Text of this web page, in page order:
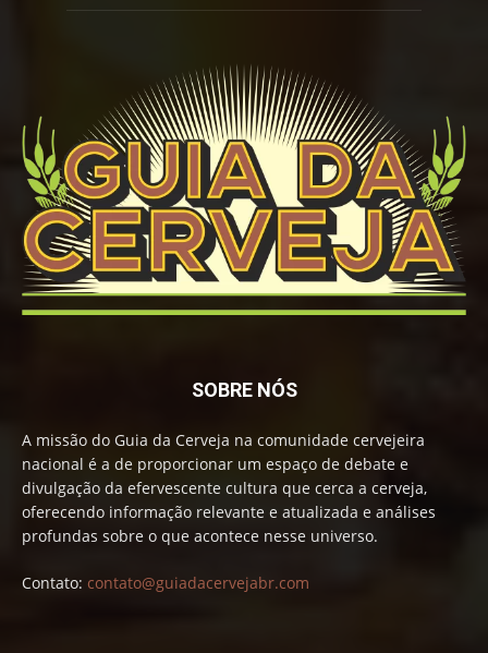
SOBRE NÓS
A missão do Guia da Cerveja na comunidade cervejeira
nacional é a de proporcionar um espaço de debate e
divulgação da efervescente cultura que cerca a cerveja,
oferecendo informação relevante e atualizada e análises
profundas sobre o que acontece nesse universo.
Contato: contato@guiadacervejabr.com